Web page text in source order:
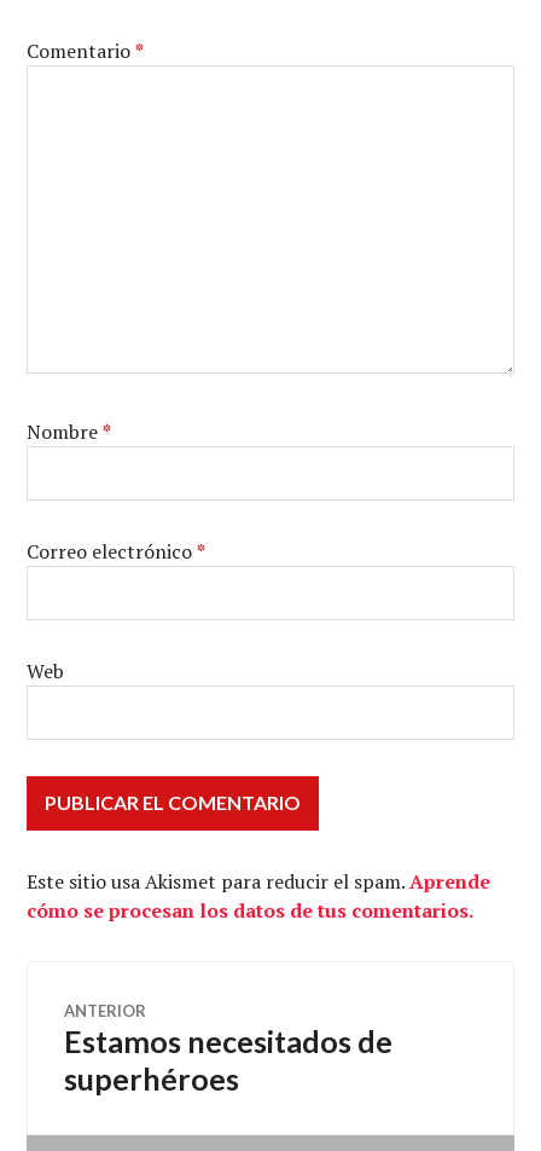
Comentario*
Nombre*
Correo electrónico*
Web
Este sitio usa Akismet para reducir el spam.Aprende
cómo se procesan los datos de tus comentarios.
Navegación
de
ANTERIOR
Entrada
Estamos necesitados de
superhéroes